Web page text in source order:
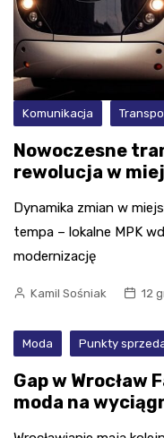
Komunikacja
Nowoczesne
rewolucja w
Dynamika zmian w
tempa – lokalne MPK
modernizację
Kamil Sośniak 12
Moda Punkty
Gap w Wrocław
moda na